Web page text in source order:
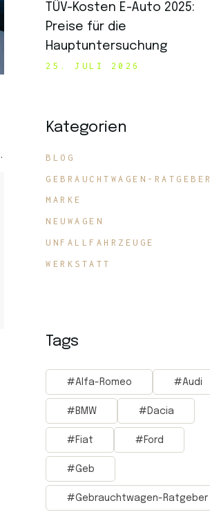
TÜV-Kosten E-Auto 2025:
Preise für die
Hauptuntersuchung
25. JULI 2026
Kategorien
BLOG
GEBRAUCHTWAGEN-RATGEBER
MARKE
NEUWAGEN
UNFALLFAHRZEUGE
WERKSTATT
Tags
Alfa-Romeo Audi
BMW Dacia
Fiat Ford
Geb
Gebrauchtwagen-Ratgeber